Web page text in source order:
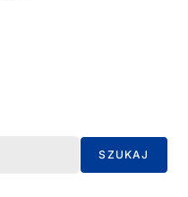
SZUKAJ